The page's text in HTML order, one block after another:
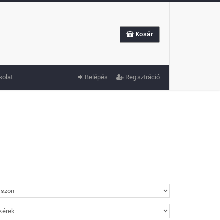
Kosár
Belépés Regisztráció
új